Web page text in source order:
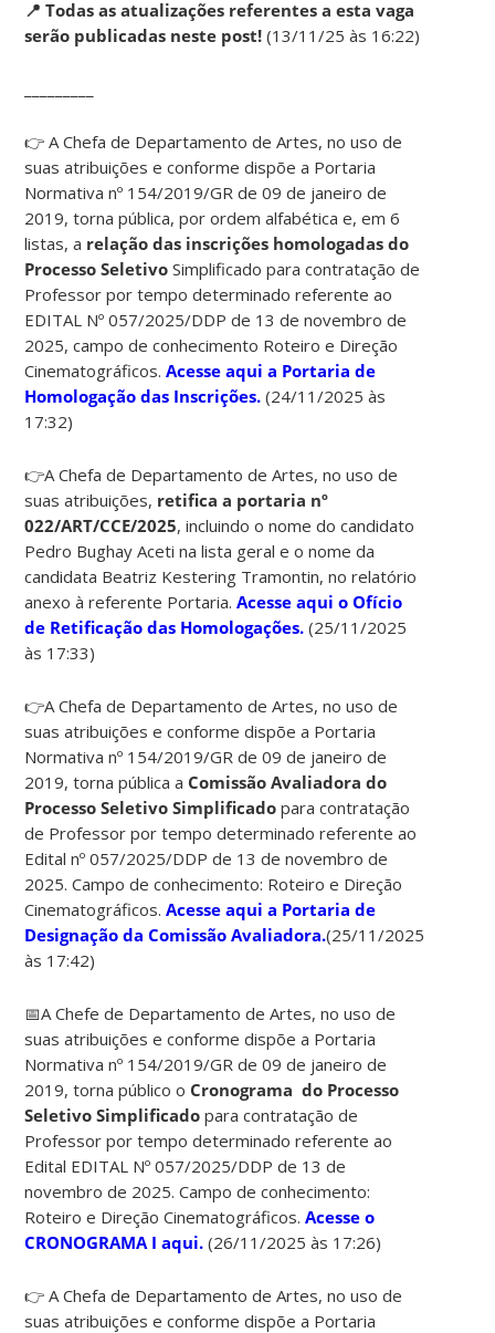
📍 Todas as atualizações referentes a esta vaga
serão publicadas neste post!(13/11/25 às 16:22)
👉A Chefa de Departamento de Artes, no uso de
suas atribuições e conforme dispõe a Portaria
Normativa nº 154/2019/GR de 09 de janeiro de
2019, torna pública, por ordem alfabética e, em 6
listas, a relação das inscrições homologadas do
Processo Seletivo Simplificado para contratação de
Professor por tempo determinado referente ao
EDITAL Nº 057/2025/DDP de 13 de novembro de
2025,campo de conhecimento Roteiro e Direção
Cinematográficos.Acesse aqui a Portaria de
Homologação das Inscrições. (24/11/2025 às
17:32)
👉A Chefa de Departamento de Artes, no uso de
suas atribuições, retifica a portaria nº
022/ART/CCE/2025, incluindo o nome do candidato
Pedro Bughay Aceti na lista geral e o nome da
candidata Beatriz Kestering Tramontin, no relatório
anexo à referente Portaria.Acesse aqui o Ofício
de Retificação das Homologações. (25/11/2025
às 17:33)
👉A Chefa de Departamento de Artes, no uso de
suas atribuições e conforme dispõe a Portaria
Normativa nº 154/2019/GR de 09 de janeiro de
2019, torna pública a Comissão Avaliadora do
Processo Seletivo Simplificado para contratação
de Professor por tempo determinado referente ao
Edital nº 057/2025/DDP de 13 de novembro de
2025. Campo de conhecimento: Roteiro e Direção
Cinematográficos.Acesse aqui a Portaria de
Designação da Comissão Avaliadora.(25/11/2025
às 17:42)
📅A Chefe de Departamento de Artes, no uso de
suas atribuições e conforme dispõe a Portaria
Normativa nº 154/2019/GR de 09 de janeiro de
2019, torna público o Cronograma do Processo
Seletivo Simplificado para contratação de
Professor por tempo determinado referente ao
Edital EDITAL Nº 057/2025/DDP de 13 de
novembro de 2025. Campo de conhecimento:
Roteiro e Direção Cinematográficos.Acesse o
CRONOGRAMA I aqui. (26/11/2025 às 17:26)
👉A Chefa de Departamento de Artes, no uso de
suas atribuições e conforme dispõe a Portaria